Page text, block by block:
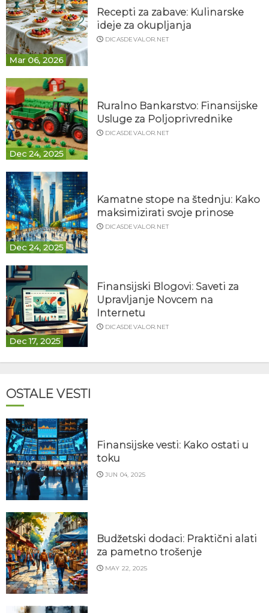
Mar 06, 2026
Recepti za zabave: Kulinarske
ideje za okupljanja
DICASDEVALOR.NET
Dec 24, 2025
Ruralno Bankarstvo: Finansijske
Usluge za Poljoprivrednike
DICASDEVALOR.NET
Dec 24, 2025
Kamatne stope na štednju: Kako
maksimizirati svoje prinose
DICASDEVALOR.NET
Dec 17, 2025
Finansijski Blogovi: Saveti za
Upravljanje Novcem na
Internetu
DICASDEVALOR.NET
OSTALE VESTI
Finansijske vesti: Kako ostati u
toku
JUN 04, 2025
Budžetski dodaci: Praktični alati
za pametno trošenje
MAY 22, 2025